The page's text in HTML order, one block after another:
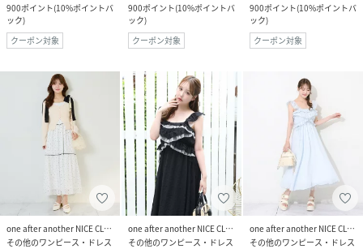
900ポイント(10%ポイントバ
ック)
クーポン対象
900ポイント(10%ポイントバ
ック)
クーポン対象
900ポイント(10%ポイントバ
ック)
クーポン対象
one after another NICE CLAUP
その他のワンピース・ドレス
one after another NICE CLAUP
その他のワンピース・ドレス
one after another NICE CLAUP
その他のワンピース・ドレス